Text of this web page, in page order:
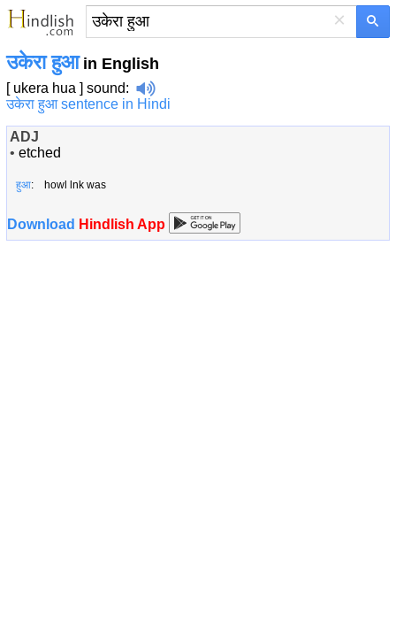
×
उकेरा हुआin English
[ ukera hua ] sound:
उकेरा हुआ sentence in Hindi
ADJ
• etched
हुआ: howl lnk was
Download Hindlish App